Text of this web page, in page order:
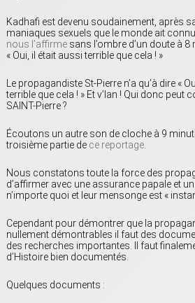
Kadhafi est devenu soudainement, après
maniaques sexuels que le monde ait
nous l’affirme sans l’ombre d’un doute à
« Oui, il était aussi terrible que cela ! »
Le propagandiste St-Pierre n’a qu’à dire «
terrible que cela ! » Et v’lan ! Qui donc peut
SAINT-Pierre ?
Écoutons un autre son de cloche à 9
troisième partie de ce reportage
Nous constatons toute la force des
d’affirmer avec une assurance papale et
n’importe quoi et leur mensonge est «
Cependant pour démontrer que la
nullement démontrables il faut des
des recherches importantes. Il faut
d’Histoire bien documentés.
Quelques documents :